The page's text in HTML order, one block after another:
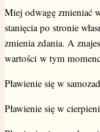
Miej odwagę zmieniać
stanięcia po stronie
zmienia zdania. A
wartości w tym
Pławienie się w
Pławienie się w